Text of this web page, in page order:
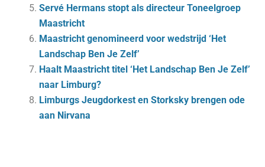
Servé Hermans stopt als directeur Toneelgroep
Maastricht
Maastricht genomineerd voor wedstrijd ‘Het
Landschap Ben Je Zelf’
Haalt Maastricht titel ‘Het Landschap Ben Je Zelf’
naar Limburg?
Limburgs Jeugdorkest en Storksky brengen ode
aan Nirvana